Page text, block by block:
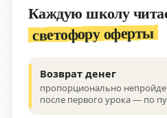
Каждую школу
светофору оферты
Возврат денег
пропорционально
после первого урока — по